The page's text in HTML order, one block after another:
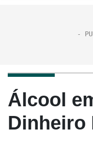
Álcool
Dinheiro